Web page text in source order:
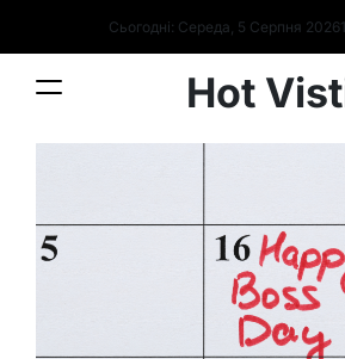
вмісту
Сьогодні: Середа, 5 Серпня 2026
Hot